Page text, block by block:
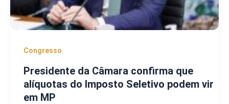
Congresso
Presidente da Câmara confirma que
alíquotas do Imposto Seletivo podem vir
em MP